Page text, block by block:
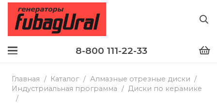
8-800 111-22-33
Главная / Каталог / Алмазные отрезные диски /
Индустриальная программа / Диски по керамике
/